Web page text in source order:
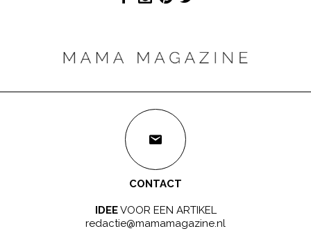
CONTACT
IDEEVOOR EEN ARTIKEL
redactie@mamamagazine.nl